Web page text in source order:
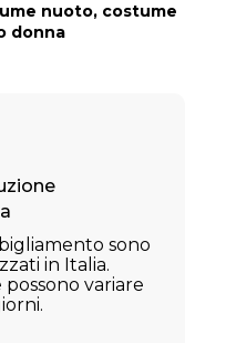
nuoto, costume
donna
sono
in Italia.
variare